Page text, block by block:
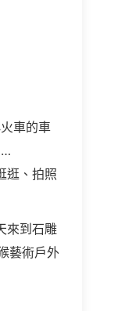
車的車
逛、拍照
來到石雕
藝術戶外